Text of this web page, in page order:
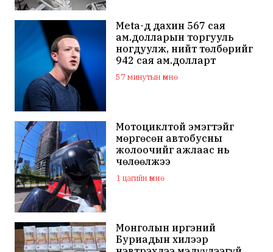
Meta-д дахин 567 сая
ам.долларын торгууль
ногдуулж, нийт төлбөрийг
942 сая ам.долларт
хүргэлээ
57 минутын өмнө
Мотоциклтой эмэгтэйг
мөргөсөн автобусны
жолоочийг ажлаас нь
чөлөөлжээ
1 цагийн өмнө
Монголын иргэний
Буриадын хилээр